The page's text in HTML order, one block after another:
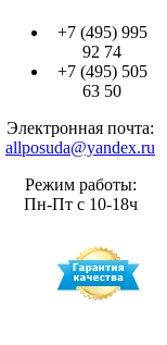
+7 (495) 995
92 74
+7 (495) 505
63 50
Электронная почта:
allposuda@yandex.ru
Режим работы:
Пн-Пт с 10-18ч